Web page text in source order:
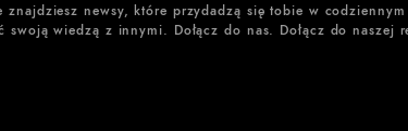
znajdziesz newsy, które przydadzą się tobie w
swoją wiedzą z innymi. Dołącz do nas. Dołącz do